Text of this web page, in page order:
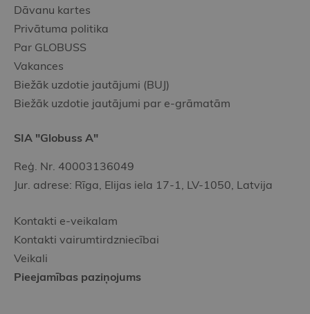
Dāvanu kartes
Privātuma politika
Par GLOBUSS
Vakances
Biežāk uzdotie jautājumi (BUJ)
Biežāk uzdotie jautājumi par e-grāmatām
SIA "Globuss A"
Reģ. Nr. 40003136049
Jur. adrese: Rīga, Elijas iela 17-1, LV-1050, Latvija
Kontakti e-veikalam
Kontakti vairumtirdzniecībai
Veikali
Pieejamības paziņojums